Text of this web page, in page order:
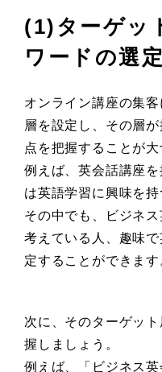
(1)ターゲッ
ワードの選定
オンライン講座の集
層を設定し、その層
点を把握することが大
例えば、英会話講座
は英語学習に興味を持
その中でも、ビジネ
考えている人、趣味
定することができます
次に、そのターゲッ
握しましょう。
例えば、「ビジネス